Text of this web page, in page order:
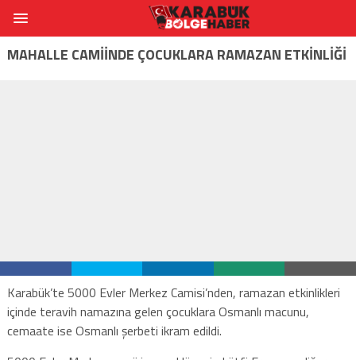
MAHALLE CAMİİNDE ÇOCUKLARA RAMAZAN ETKİNLİĞİ
Karabük’te 5000 Evler Merkez Camisi’nden, ramazan etkinlikleri
içinde teravih namazına gelen çocuklara Osmanlı macunu,
cemaate ise Osmanlı şerbeti ikram edildi.